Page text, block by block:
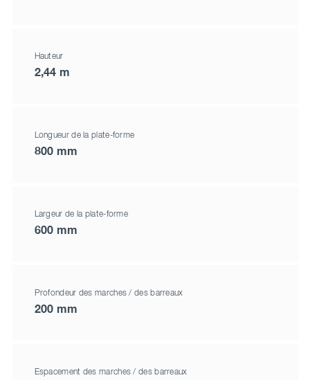
Hauteur
2,44 m
Longueur de la plate-forme
800 mm
Largeur de la plate-forme
600 mm
Profondeur des marches / des barreaux
200 mm
Espacement des marches / des barreaux